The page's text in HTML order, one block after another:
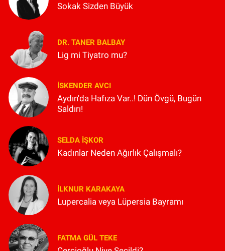
Sokak Sizden Büyük
DR. TANER BALBAY
Lig mi Tiyatro mu?
İSKENDER AVCI
Aydın'da Hafıza Var..! Dün Övgü, Bugün
Saldırı!
SELDA İŞKOR
Kadınlar Neden Ağırlık Çalışmalı?
İLKNUR KARAKAYA
Lupercalia veya Lüpersia Bayramı
FATMA GÜL TEKE